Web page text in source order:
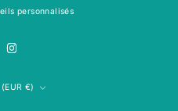
personnalisés
Instagram
€)